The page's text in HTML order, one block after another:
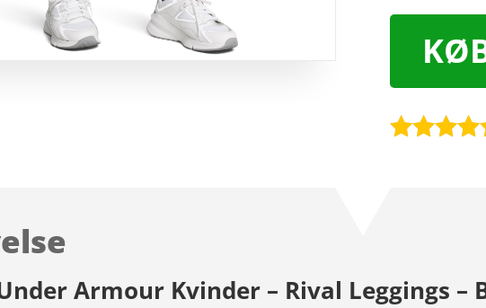
mmelser
Armour Kvinder – Rival Leggings –